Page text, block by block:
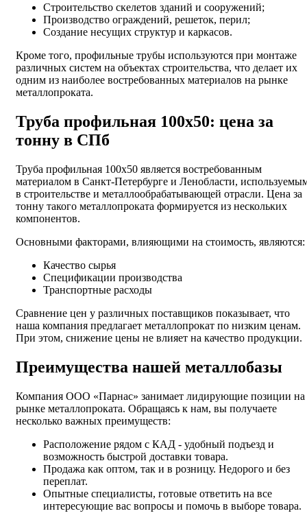
Строительство скелетов зданий и сооружений;
Производство ограждений, решеток, перил;
Создание несущих структур и каркасов.
Кроме того, профильные трубы используются при монтаже
различных систем на объектах строительства, что делает их
одним из наиболее востребованных материалов на рынке
металлопроката.
Труба профильная 100х50: цена за
тонну в СПб
Труба профильная 100х50 является востребованным
материалом в Санкт-Петербурге и Ленобласти,
в строительстве и металлообрабатывающей отрасли. Цена за
тонну такого металлопроката формируется из нескольких
компонентов.
Основными факторами, влияющими на стоимость, являются:
Качество сырья
Спецификации производства
Транспортные расходы
Сравнение цен у различных поставщиков показывает, что
наша компания предлагает металлопрокат по низким ценам.
При этом, снижение цены не влияет на качество продукции.
Преимущества нашей металлобазы
Компания ООО «Парнас» занимает лидирующие позиции на
рынке металлопроката. Обращаясь к нам, вы получаете
несколько важных преимуществ:
Расположение рядом с КАД - удобный подъезд и
возможность быстрой доставки товара.
Продажа как оптом, так и в розницу. Недорого и без
переплат.
Опытные специалисты, готовые ответить на все
интересующие вас вопросы и помочь в выборе товара.